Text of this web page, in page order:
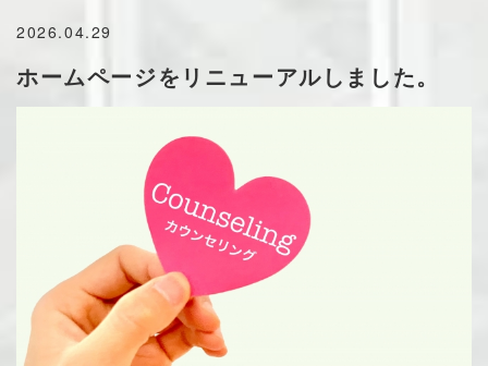
2026.04.29
ホームページをリニューアルしました。